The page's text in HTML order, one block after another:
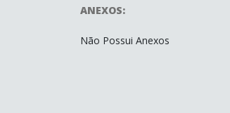
ANEXOS:
Não Possui Anexos